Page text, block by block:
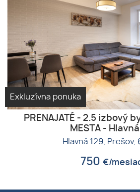
Exkluzívna ponuka
PRENAJATÉ - 2.5 izbový
MESTA -
Hlavná 129, Prešov,
750 €/